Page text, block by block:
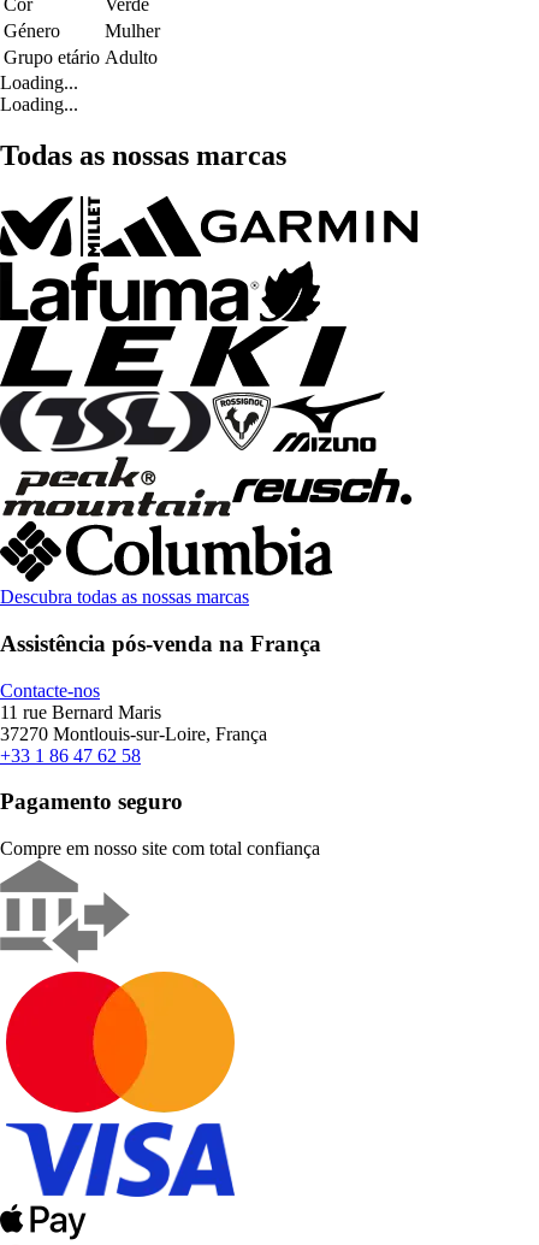
Cor
Verde
Género
Mulher
Grupo etário Adulto
Loading...
Loading...
Todas as nossas marcas
Descubra todas as nossas marcas
Assistência pós-venda na França
Contacte-nos
11 rue Bernard Maris
37270 Montlouis-sur-Loire, França
+33 1 86 47 62 58
Pagamento seguro
Compre em nosso site com total confiança